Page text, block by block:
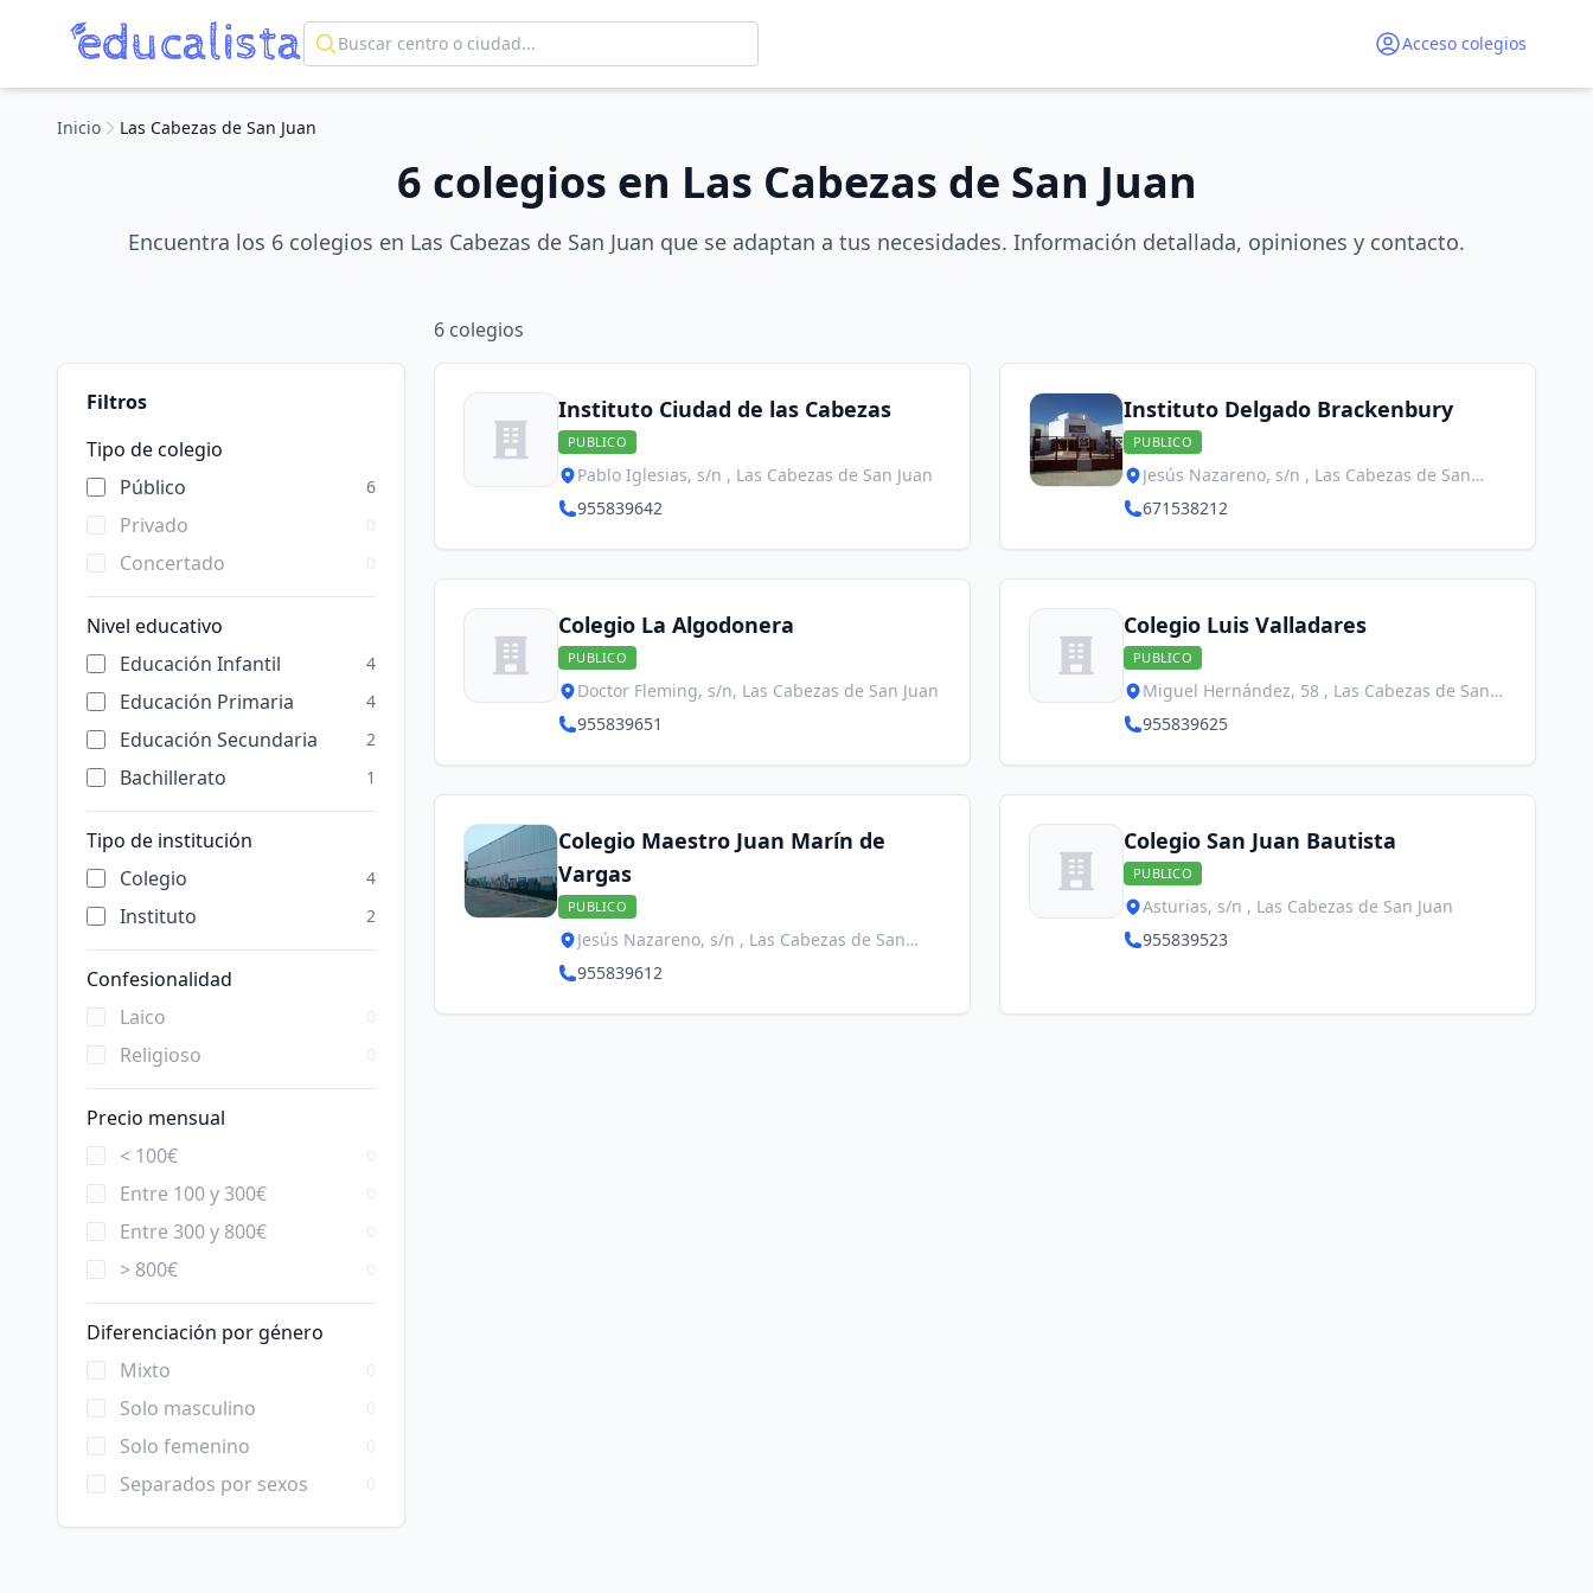
Acceso colegios
Inicio Las Cabezas de San Juan
6 colegios en Las Cabezas de San Juan
Encuentra los 6 colegios en Las Cabezas de San Juan que se adaptan a tus necesidades. Información detallada, opiniones y contacto.
Filtros
Tipo de colegio
Público
6
Privado
Concertado
Nivel educativo
Educación Infantil
4
Educación Primaria 4
Educación Secundaria 2
Bachillerato 1
Tipo de institución
Colegio
4
Instituto 2
Confesionalidad
Laico
Religioso
Precio mensual
< 100€
Entre 100 y 300€
Entre 300 y 800€
> 800€
Diferenciación por género
Mixto
Solo masculino
Solo femenino
Separados por sexos
6 colegios
Instituto Ciudad de las Cabezas
PUBLICO
Pablo Iglesias, s/n , Las Cabezas de San Juan
955839642
Instituto Delgado Brackenbury
PUBLICO
Jesús Nazareno, s/n , Las Cabezas de San
Juan
671538212
Colegio La Algodonera
PUBLICO
Doctor Fleming, s/n, Las Cabezas de San Juan
955839651
Colegio Luis Valladares
PUBLICO
Miguel Hernández, 58 , Las Cabezas de San
Juan
955839625
Colegio Maestro Juan Marín de
Vargas
PUBLICO
Jesús Nazareno, s/n , Las Cabezas de San
Juan
955839612
Colegio San Juan Bautista
PUBLICO
Asturias, s/n , Las Cabezas de San Juan
955839523